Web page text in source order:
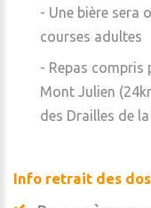
- Une bière sera
courses adultes
- Repas compris
Mont Julien
des Drailles de
Info retrait des